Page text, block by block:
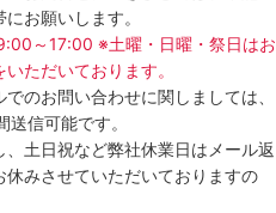
にお願いします。
～17:00 ※土曜・日曜・祭日はお
いただいております。
でのお問い合わせに関しましては、
送信可能です。
、土日祝など弊社休業日はメール返
休みさせていただいておりますの